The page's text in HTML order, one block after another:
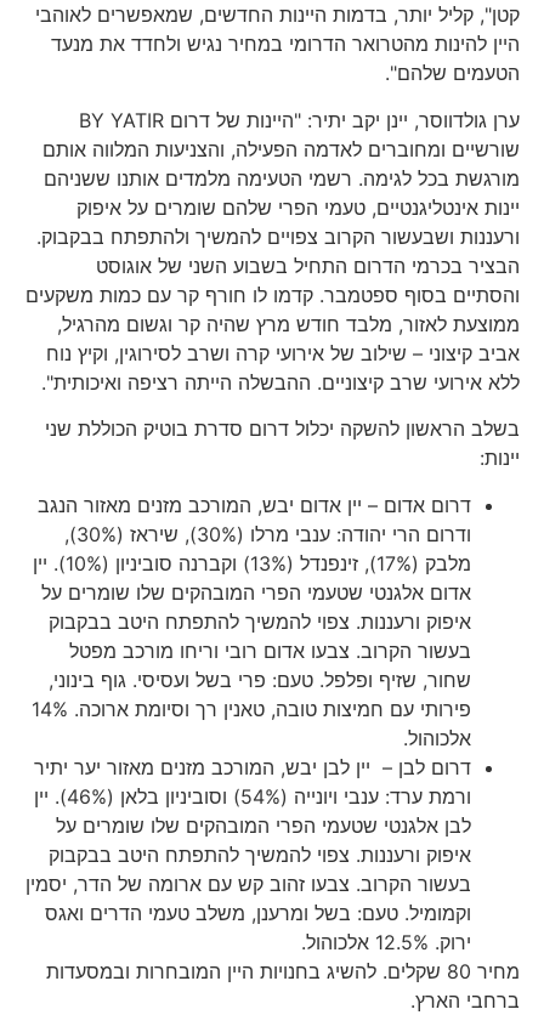
קטן", קליל יותר, בדמות היינות החדשים, שמאפשרים לאוהבי
היין להינות מהטרואר הדרומי במחיר נגיש ולחדד את מנעד
הטעמים שלהם".
ערן גולדווסר, יינן יקב יתיר: "היינות של דרום BY YATIR
שורשיים ומחוברים לאדמה הפעילה, והצניעות המלווה אותם
מורגשת בכל לגימה. רשמי הטעימה מלמדים אותנו ששניהם
יינות אינטליגנטיים, טעמי הפרי שלהם שומרים על איפוק
ורעננות ושבעשור הקרוב צפויים להמשיך ולהתפתח בבקבוק.
הבציר בכרמי הדרום התחיל בשבוע השני של אוגוסט
והסתיים בסוף ספטמבר. קדמו לו חורף קר עם כמות משקעים
ממוצעת לאזור, מלבד חודש מרץ שהיה קר וגשום מהרגיל,
אביב קיצוני – שילוב של אירועי קרה ושרב לסירוגין, וקיץ נוח
ללא אירועי שרב קיצוניים. ההבשלה הייתה רציפה ואיכותית".
בשלב הראשון להשקה יכלול דרום סדרת בוטיק הכוללת שני
יינות:
דרום אדום – יין אדום יבש, המורכב מזנים מאזור הנגב
ודרום הרי יהודה: ענבי מרלו (30%), שיראז (30%),
מלבק (17%), זינפנדל (13%) וקברנה סוביניון (10%). יין
אדום אלגנטי שטעמי הפרי המובהקים שלו שומרים על
איפוק ורעננות. צפוי להמשיך להתפתח היטב בבקבוק
בעשור הקרוב. צבעו אדום רובי וריחו מורכב מפטל
שחור, שזיף ופלפל. טעם: פרי בשל ועסיסי. גוף בינוני,
פירותי עם חמיצות טובה, טאנין רך וסיומת ארוכה. 14%
אלכוהול.
דרום לבן – יין לבן יבש, המורכב מזנים מאזור יער יתיר
ורמת ערד: ענבי ויונייה (54%) וסוביניון בלאן (46%). יין
לבן אלגנטי שטעמי הפרי המובהקים שלו שומרים על
איפוק ורעננות. צפוי להמשיך להתפתח היטב בבקבוק
בעשור הקרוב. צבעו זהוב קש עם ארומה של הדר, יסמין
וקמומיל. טעם: בשל ומרענן, משלב טעמי הדרים ואגס
ירוק. 12.5% אלכוהול.
מחיר 80 שקלים. להשיג בחנויות היין המובחרות ובמסעדות
ברחבי הארץ.